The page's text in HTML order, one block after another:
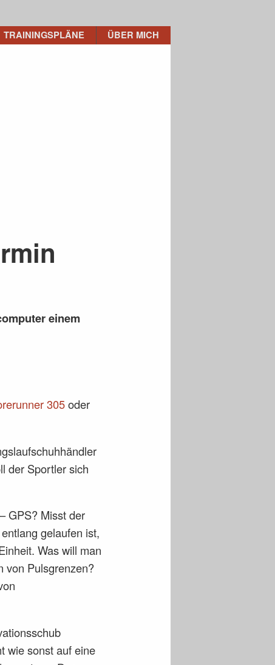
TRAININGSPLÄNE ÜBER MICH
einem
305oder
der Sportler sich
GPS? Misst der
gelaufen ist,
Was will man
von Pulsgrenzen?
wie sonst auf eine